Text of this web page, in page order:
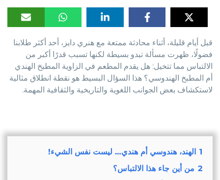
قبل أيام قليلة، أثناء محادثة ممتعة مع هنري دايز، أحد أكثر طلابنا
فضولًا، ظهرت مسألة تبدو بسيطة لكنها تسبب قدرًا أكبر من
الالتباس مما تتخيل: هل يقدم المطعم في الزاوية المطبخ الهندي
أم المطبخ الهندوسي؟ هذا السؤال البسيط هو نقطة انطلاق مثالية
لاستكشاف بعض الجوانب اللغوية والتاريخية والثقافية المهمة.
الهند، هندوسي أم هندي… ليست نفس الشيء!
2
من أين جاء هذا الالتباس؟